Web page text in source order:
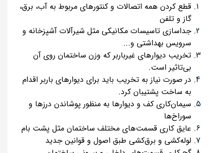
قطع کردن همه اتصالات و کنتورهای مربوط به آب، برق،
گاز و تلفن
جداسازی تاسیسات مکانیکی مثل شیرآلات آشپزخانه و
سرویس بهداشتی و...
تخریب دیوارهای غیرباربر که وزن ساختمان روی آن
بی‌تاثیر است.
در صورت نیاز به تخریب باید برای دیوارهای باربر اقدام
به ساخت پشتیبان کرد.
سیمان‌کاری کف و دیوارها به منظور پوشاندن درزها و
سوراخ‌ها
عایق کاری قسمت‌های مختلف ساختمان مثل پشت بام
لوله‌کشی و برق‌کشی طبق اصول و قوانین جدید